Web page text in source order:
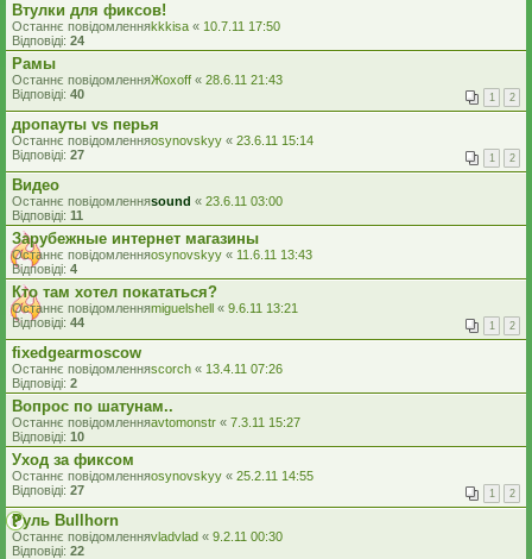
Втулки для фиксов!
Останнє повідомленняkkkisa « 10.7.11 17:50
Відповіді: 24
Рамы
Останнє повідомленняЖохоff « 28.6.11 21:43
Відповіді: 40 1 2
дропауты vs перья
Останнє повідомленняosynovskyy « 23.6.11 15:14
Відповіді: 27 1 2
Видео
Останнє повідомленняsound « 23.6.11 03:00
Відповіді: 11
Зарубежные интернет магазины
Останнє повідомленняosynovskyy « 11.6.11 13:43
Відповіді: 4
Кто там хотел покататься?
Останнє повідомленняmiguelshell « 9.6.11 13:21
Відповіді: 44 1 2
fixedgearmoscow
Останнє повідомленняscorch « 13.4.11 07:26
Відповіді: 2
Вопрос по шатунам..
Останнє повідомленняavtomonstr « 7.3.11 15:27
Відповіді: 10
Уход за фиксом
Останнє повідомленняosynovskyy « 25.2.11 14:55
Відповіді: 27 1 2
Руль Bullhorn
Останнє повідомленняvladvlad « 9.2.11 00:30
Відповіді: 22